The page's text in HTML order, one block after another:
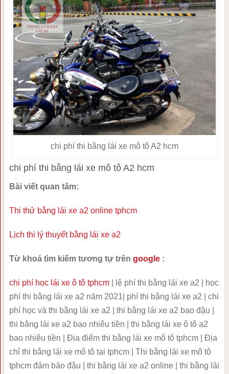
chi phí thi bằng lái xe mô tô A2 hcm
chi phí thi bằng lái xe mô tô A2 hcm
Bài viết quan tâm:
Thi thử bằng lái xe a2 online tphcm
Lịch thi lý thuyết bằng lái xe a2
Từ khoá tìm kiếm tương tự trên google:
chi phí học lái xe ô tô tphcm| lệ phí thi bằng lái xe a2 | học
phí thi bằng lái xe a2 năm 2021| phí thi bằng lái xe a2 | chi
phí học và thi bằng lái xe a2 | thi bằng lái xe a2 bao đậu |
thi bằng lái xe a2 bao nhiêu tiền | thi bằng lái xe ô tô a2
bao nhiêu tiền | Địa điểm thi bằng lái xe mô tô tphcm | Địa
chỉ thi bằng lái xe mô tô tại tphcm | Thi bằng lái xe mô tô
tphcm đảm bảo đậu | thi bằng lái xe a2 online | thi bằng lái